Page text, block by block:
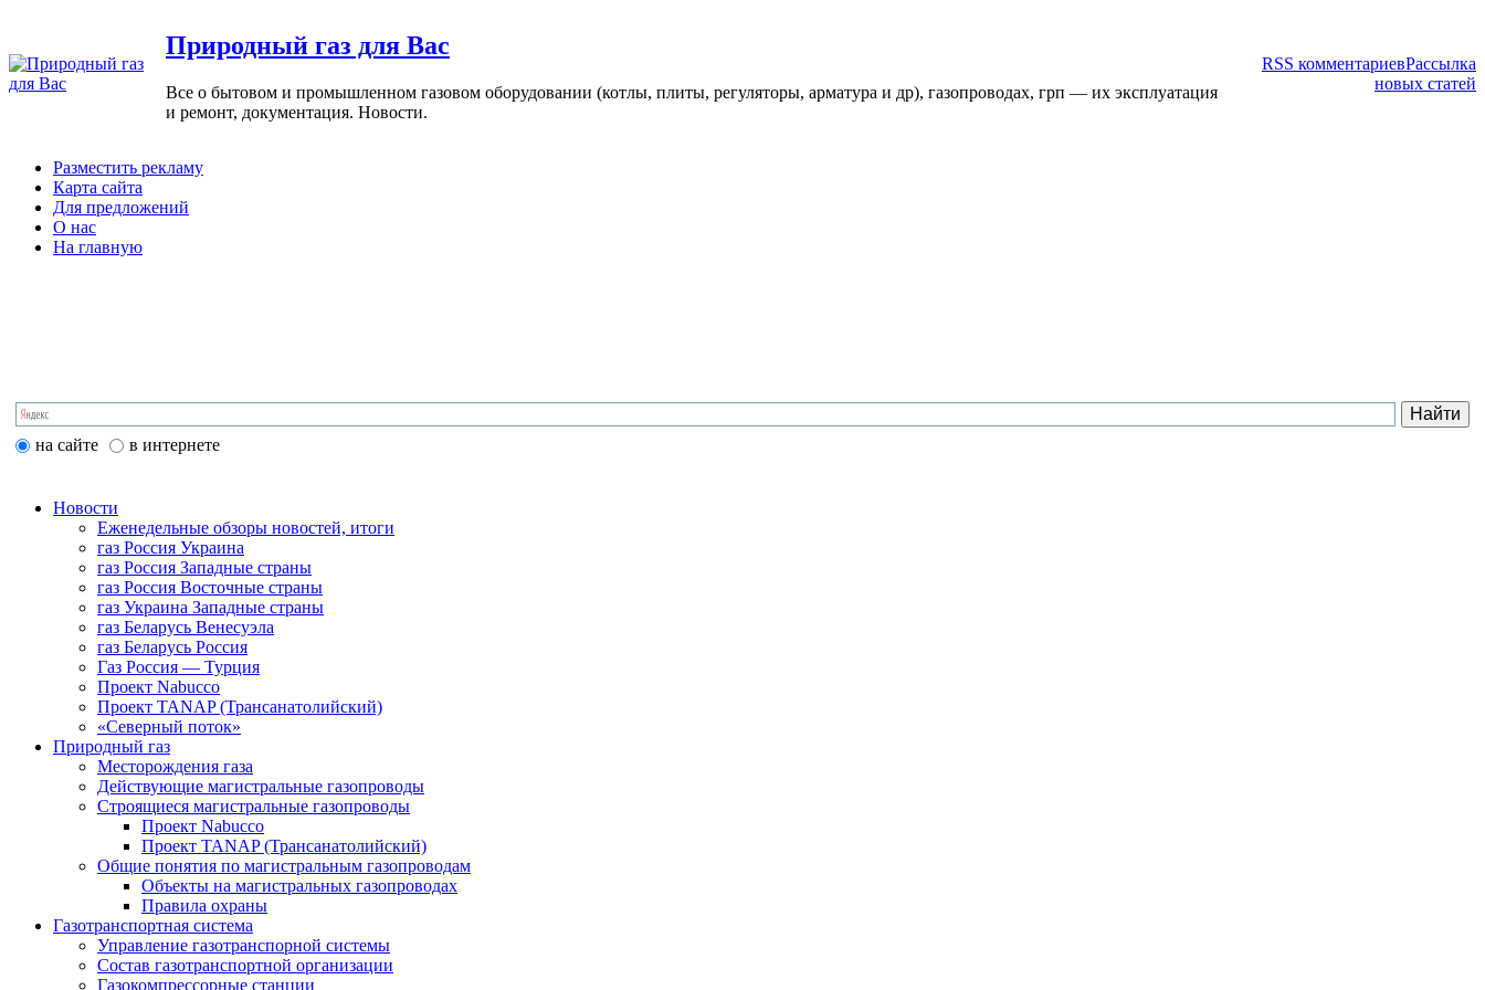
Природный газ для Вас
Все о бытовом и промышленном газовом оборудовании (котлы, плиты, регуляторы, арматура и др), газопроводах, грп — их эксплуатация
и ремонт, документация. Новости.
RSS комментариевРассылка
новых статей
Разместить рекламу
Карта сайта
Для предложений
О нас
На главную
на сайте в интернете
Новости
Еженедельные обзоры новостей, итоги
газ Россия Украина
газ Россия Западные страны
газ Россия Восточные страны
газ Украина Западные страны
газ Беларусь Венесуэла
газ Беларусь Россия
Газ Россия — Турция
Проект Nabucco
Проект TANAP (Трансанатолийский)
«Северный поток»
Природный газ
Месторождения газа
Действующие магистральные газопроводы
Строящиеся магистральные газопроводы
Проект Nabucco
Проект TANAP (Трансанатолийский)
Общие понятия по магистральным газопроводам
Объекты на магистральных газопроводах
Правила охраны
Газотранспортная система
Управление газотранспорной системы
Состав газотранспортной организации
Газокомпрессорные станции